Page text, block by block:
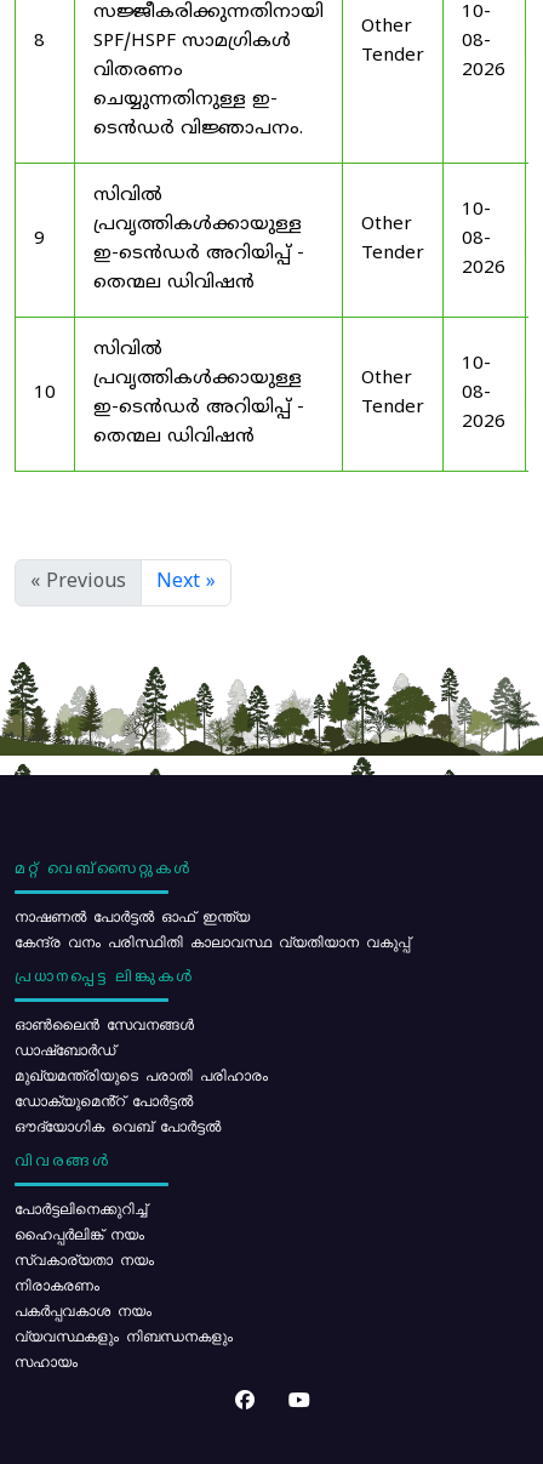
8
സജ്ജീകരിക്കുന്നതിനായി
SPF/HSPF സാമഗ്രികൾ
വിതരണം
ചെയ്യുന്നതിനുള്ള ഇ-
ടെൻഡർ വിജ്ഞാപനം.
Other
Tender
10-
08-
2026
9
സിവിൽ
പ്രവൃത്തികൾക്കായുള്ള
ഇ-ടെൻഡർ അറിയിപ്പ് -
തെന്മല ഡിവിഷൻ
Other
Tender
10-
08-
2026
10
സിവിൽ
പ്രവൃത്തികൾക്കായുള്ള
ഇ-ടെൻഡർ അറിയിപ്പ് -
തെന്മല ഡിവിഷൻ
Other
Tender
10-
08-
2026
« Previous Next »
മറ്റ് വെബ്സൈറ്റുകൾ
നാഷണൽ പോർട്ടൽ ഓഫ് ഇന്ത്യ
കേന്ദ്ര വനം പരിസ്ഥിതി കാലാവസ്ഥ വ്യതിയാന വകുപ്പ്
പ്രധാനപ്പെട്ട ലിങ്കുകൾ
ഓൺലൈൻ സേവനങ്ങൾ
ഡാഷ്ബോർഡ്
മുഖ്യമന്ത്രിയുടെ പരാതി പരിഹാരം
ഡോക്യുമെൻ്റ് പോർട്ടൽ
ഔദ്യോഗിക വെബ് പോർട്ടൽ
വിവരങ്ങൾ
പോര്‍ട്ടലിനെക്കുറിച്ച്
ഹൈപ്പർലിങ്ക് നയം
സ്വകാര്യതാ നയം
നിരാകരണം
പകർപ്പവകാശ നയം
വ്യവസ്ഥകളും നിബന്ധനകളും
സഹായം